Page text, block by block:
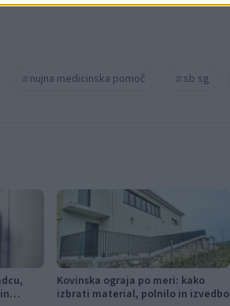
nujna medicinska pomoč sb sg
Kovinska ograja po meri: kako
izbrati material, polnilo in izvedbo